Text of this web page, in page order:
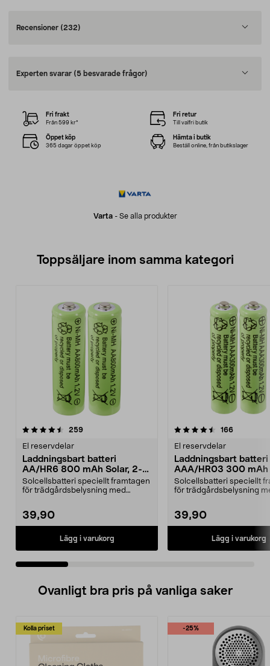
Recensioner (232)
Experten svarar (5 besvarade frågor)
Varta- Se alla produkter
Fri frakt
Från 599 kr*
Fri retur
Till valfri butik
Öppet köp
365 dagar öppet köp
Hämta i butik
Beställ online, från butikslager
Toppsäljare inom samma kategori
259recensioner
El reservdelar
Laddningsbart batteri
AA/HR6 800 mAh Solar, 2-
pack
Solcellsbatteri speciellt framtagen
för trädgårdsbelysning med
39,90
Lägg i varukorg
4.5 av 5 stjärnor 166
El reservdelar
Laddningsbart batteri
AAA/HR03 300 mAh
2-pack
Solcellsbatteri speciellt
för trädgårdsbelysning
39,90
Lägg i varukorg
4.5 av 5 stjärnor
Ovanligt bra pris på vanliga saker
Kolla priset -25%